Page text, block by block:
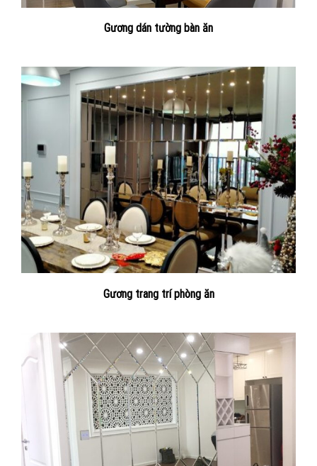
Gương dán tường bàn ăn
Gương trang trí phòng ăn